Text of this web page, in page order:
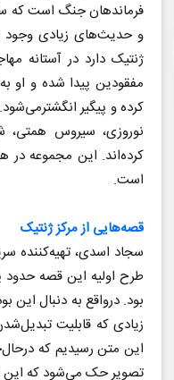
فرماندهان جنگ است که
و حدیث‌های زیادی وجود
ژنتیک دارد در آستانه
مفقودین پیدا شده و او
کرده و پیگیر
نوروزی، سیروس همتی،
است.
قصه‌هایی از مرکز ژنتیک
سجاد اسدی، تهیه‌کننده
طرح اولیه این قصه حدود
بود. درواقع به دنبال
زیادی که قابلیت
این متن رسیدیم که
تصویر حک می‌شود که این قصه در سال ۱۴۰۳ نمی‌گذرد